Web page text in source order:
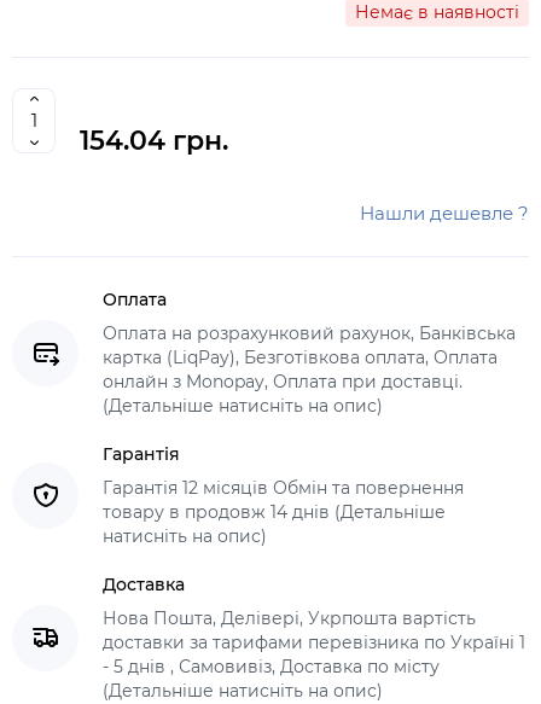
Немає в наявності
154.04 грн.
Нашли дешевле ?
Оплата
Оплата на розрахунковий рахунок, Банківська
картка (LiqPay), Безготівкова оплата, Оплата
онлайн з Monopay, Оплата при доставці.
(Детальніше натисніть на опис)
Гарантія
Гарантія 12 місяців Обмін та повернення
товару в продовж 14 днів (Детальніше
натисніть на опис)
Доставка
Нова Пошта, Делівері, Укрпошта вартість
доставки за тарифами перевізника по Україні 1
- 5 днів , Самовивіз, Доставка по місту
(Детальніше натисніть на опис)